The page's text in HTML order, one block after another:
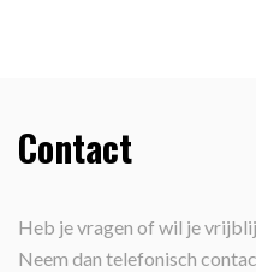
Contact
Heb je vragen of wil je
Neem dan telefonisch